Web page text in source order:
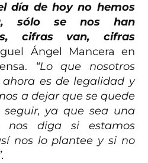
día de hoy no hemos
sólo se nos han
cifras van, cifras
Ángel Mancera en
“Lo que nosotros
es de legalidad y
a dejar que se quede
ya que sea una
nos diga si estamos
nos lo plantee y si no